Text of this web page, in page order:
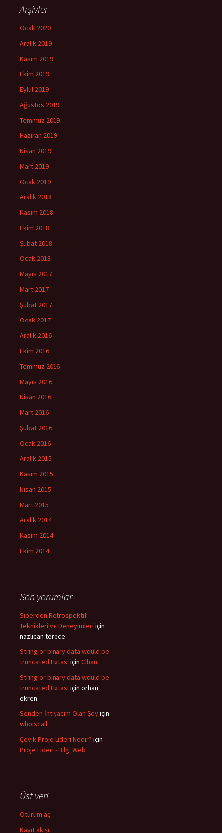
Arşivler
Ocak 2020
Aralık 2019
Kasım 2019
Ekim 2019
Eylül 2019
Ağustos 2019
Temmuz 2019
Haziran 2019
Nisan 2019
Mart 2019
Ocak 2019
Aralık 2018
Kasım 2018
Ekim 2018
Şubat 2018
Ocak 2018
Mayıs 2017
Mart 2017
Şubat 2017
Ocak 2017
Aralık 2016
Ekim 2016
Temmuz 2016
Mayıs 2016
Nisan 2016
Mart 2016
Şubat 2016
Ocak 2016
Aralık 2015
Kasım 2015
Nisan 2015
Mart 2015
Aralık 2014
Kasım 2014
Ekim 2014
Son yorumlar
Siperden Retrospektif
Teknikleri ve Deneyimleri için
nazlıcan terece
String or binary data would be
truncated Hatası için Cihan
String or binary data would be
truncated Hatası için orhan
ekren
Senden İhtiyacım Olan Şeyiçin
whoiscall
Çevik Proje Lideri Nedir? için
Proje Lideri - Bilgi Web
Üst veri
Oturum aç
Kayıt akışı